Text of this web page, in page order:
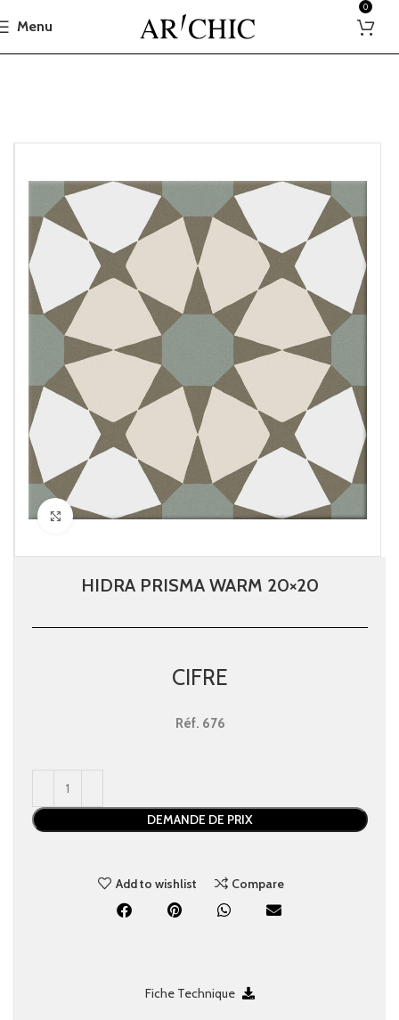
Menu
0
Click to enlarge
HIDRA PRISMA WARM 20×20
CIFRE
Réf. 676
DEMANDE DE PRIX
Add to wishlist Compare
Fiche Technique